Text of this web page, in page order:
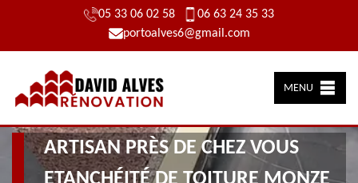
05 33 06 02 58
06 63 24 35 33
portoalves6@gmail.com
MENU
ARTISAN PRÈS DE CHEZ VOUS